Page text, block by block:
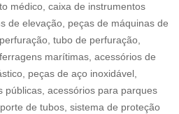
médico, caixa de instrumentos
de elevação, peças de máquinas de
tubo de perfuração,
marítimas, acessórios de
peças de aço inoxidável,
públicas, acessórios para parques
de tubos, sistema de proteção